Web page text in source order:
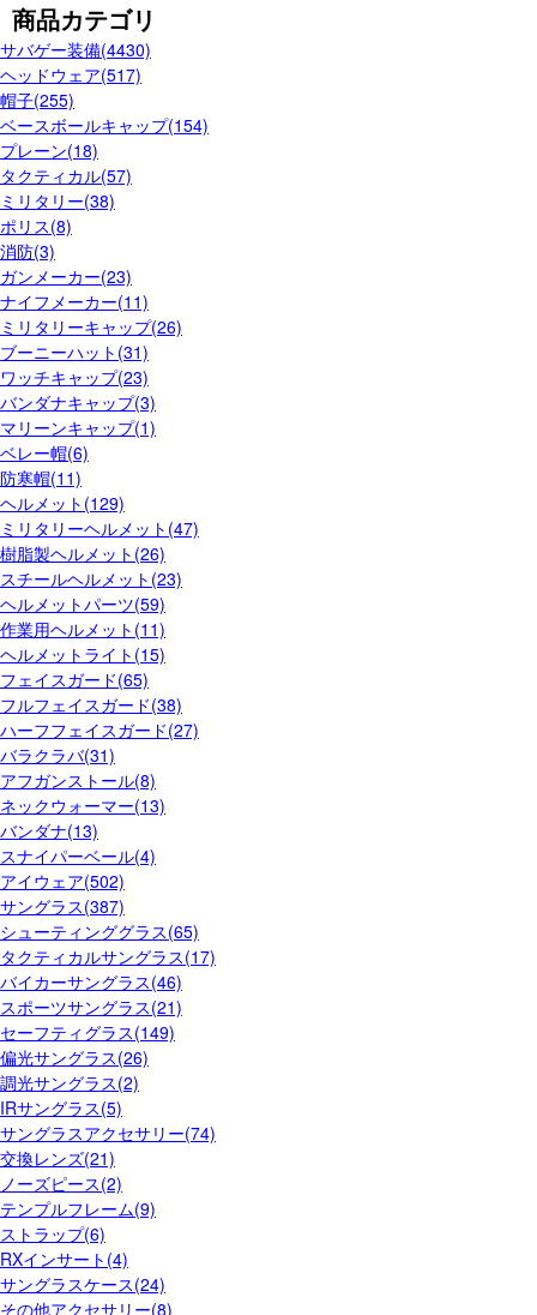
商品カテゴリ
サバゲー装備(4430)
ヘッドウェア(517)
帽子(255)
ベースボールキャップ(154)
プレーン(18)
タクティカル(57)
ミリタリー(38)
ポリス(8)
消防(3)
ガンメーカー(23)
ナイフメーカー(11)
ミリタリーキャップ(26)
ブーニーハット(31)
ワッチキャップ(23)
バンダナキャップ(3)
マリーンキャップ(1)
ベレー帽(6)
防寒帽(11)
ヘルメット(129)
ミリタリーヘルメット(47)
樹脂製ヘルメット(26)
スチールヘルメット(23)
ヘルメットパーツ(59)
作業用ヘルメット(11)
ヘルメットライト(15)
フェイスガード(65)
フルフェイスガード(38)
ハーフフェイスガード(27)
バラクラバ(31)
アフガンストール(8)
ネックウォーマー(13)
バンダナ(13)
スナイパーベール(4)
アイウェア(502)
サングラス(387)
シューティンググラス(65)
タクティカルサングラス(17)
バイカーサングラス(46)
スポーツサングラス(21)
セーフティグラス(149)
偏光サングラス(26)
調光サングラス(2)
IRサングラス(5)
サングラスアクセサリー(74)
交換レンズ(21)
ノーズピース(2)
テンプルフレーム(9)
ストラップ(6)
RXインサート(4)
サングラスケース(24)
その他アクセサリー(8)